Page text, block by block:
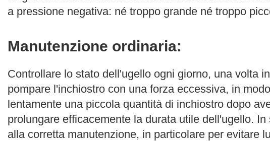
a pressione negativa: né troppo grande né troppo
Manutenzione ordinaria:
Controllare lo stato dell'ugello ogni giorno, una volta
pompare l'inchiostro con una forza eccessiva, in
lentamente una piccola quantità di inchiostro dopo
prolungare efficacemente la durata utile dell'ugello.
alla corretta manutenzione, in particolare per evitare